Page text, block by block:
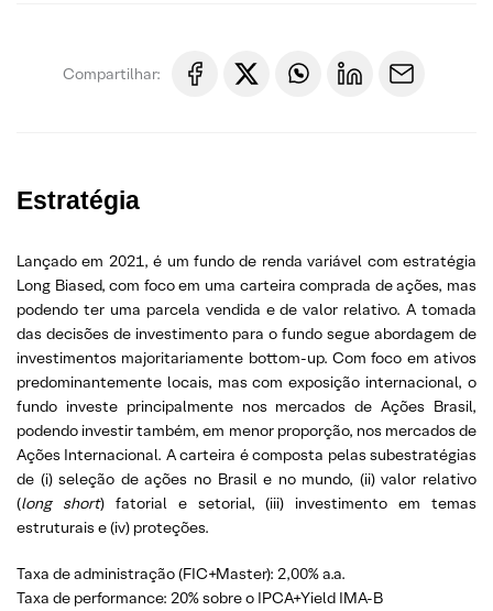
Compartilhar:
Estratégia
Lançado em 2021, é um fundo de renda variável com estratégia
Long Biased, com foco em uma carteira comprada de ações, mas
podendo ter uma parcela vendida e de valor relativo. A tomada
das decisões de investimento para o fundo segue abordagem de
investimentos majoritariamente bottom-up. Com foco em ativos
predominantemente locais, mas com exposição internacional, o
fundo investe principalmente nos mercados de Ações Brasil,
podendo investir também, em menor proporção, nos mercados de
Ações Internacional. A carteira é composta pelas subestratégias
de (i) seleção de ações no Brasil e no mundo, (ii) valor relativo
(long short) fatorial e setorial, (iii) investimento em temas
estruturais e (iv) proteções.
Taxa de administração (FIC+Master): 2,00% a.a.
Taxa de performance: 20% sobre o IPCA+Yield IMA-B